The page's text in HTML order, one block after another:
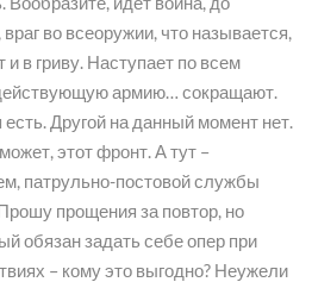
во всеоружии, что называется,
и в гриву. Наступает по всем
армию… сокращают.
Другой на данный момент нет.
этот фронт. А тут –
патрульно-постовой службы
прощения за повтор, но
обязан задать себе опер при
– кому это выгодно? Неужели